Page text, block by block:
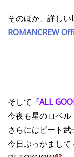
そのほか、詳し
ROMANCREW
そして 『ALL
今夜も星のロベル
さらにはビート
今日ぶっかまして